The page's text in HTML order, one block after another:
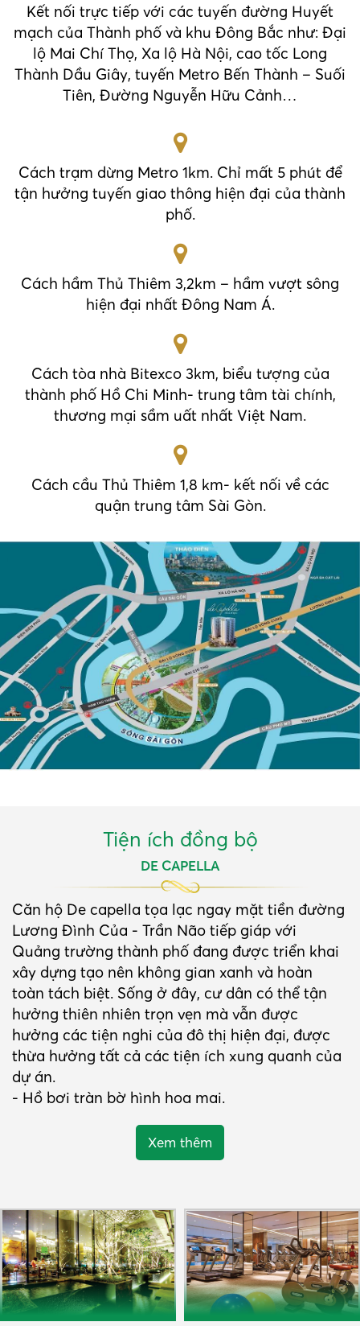
Kết nối trực tiếp với các tuyến đường Huyết
mạch của Thành phố và khu Đông Bắc như: Đại
lộ Mai Chí Thọ, Xa lộ Hà Nội, cao tốc Long
Thành Dầu Giây, tuyến Metro Bến Thành – Suối
Tiên, Đường Nguyễn Hữu Cảnh…
Cách trạm dừng Metro 1km. Chỉ mất 5 phút để
tận hưởng tuyến giao thông hiện đại của thành
phố.
Cách hầm Thủ Thiêm 3,2km – hầm vượt sông
hiện đại nhất Đông Nam Á.
Cách tòa nhà Bitexco 3km, biểu tượng của
thành phố Hồ Chi Minh- trung tâm tài chính,
thương mại sầm uất nhất Việt Nam.
Cách cầu Thủ Thiêm 1,8 km- kết nối về các
quận trung tâm Sài Gòn.
Tiện ích đồng bộ
DE CAPELLA
Căn hộ De capella tọa lạc ngay mặt tiền đường
Lương Đình Của - Trần Não tiếp giáp với
Quảng trường thành phố đang được triển khai
xây dựng tạo nên không gian xanh và hoàn
toàn tách biệt. Sống ở đây, cư dân có thể tận
hưởng thiên nhiên trọn vẹn mà vẫn được
hưởng các tiện nghi của đô thị hiện đại, được
thừa hưởng tất cả các tiện ích xung quanh của
dự án.
- Hồ bơi tràn bờ hình hoa mai.